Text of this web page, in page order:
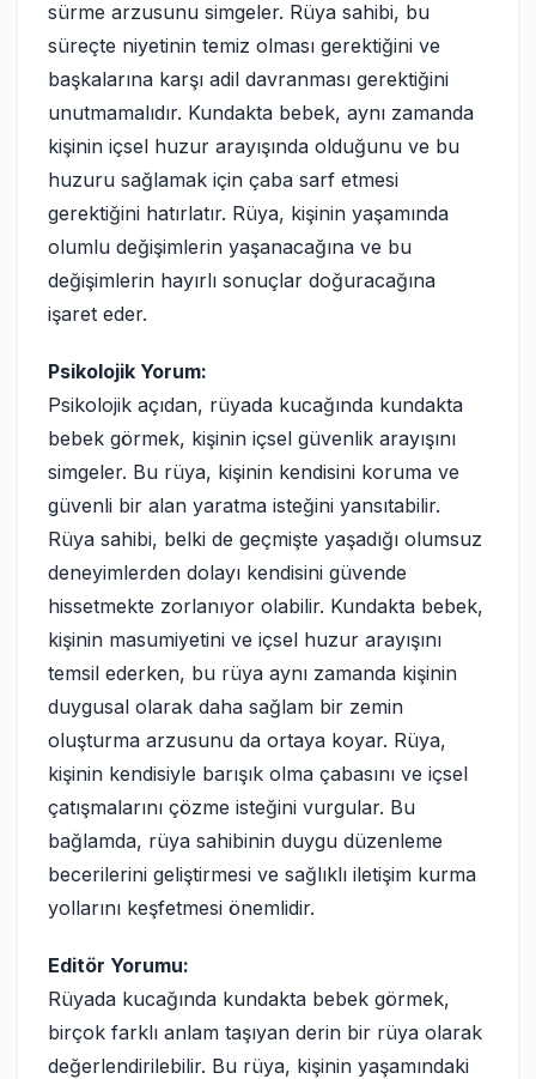
sürme arzusunu simgeler. Rüya sahibi, bu
süreçte niyetinin temiz olması gerektiğini ve
başkalarına karşı adil davranması gerektiğini
unutmamalıdır. Kundakta bebek, aynı zamanda
kişinin içsel huzur arayışında olduğunu ve bu
huzuru sağlamak için çaba sarf etmesi
gerektiğini hatırlatır. Rüya, kişinin yaşamında
olumlu değişimlerin yaşanacağına ve bu
değişimlerin hayırlı sonuçlar doğuracağına
işaret eder.
Psikolojik Yorum:
Psikolojik açıdan, rüyada kucağında kundakta
bebek görmek, kişinin içsel güvenlik arayışını
simgeler. Bu rüya, kişinin kendisini koruma ve
güvenli bir alan yaratma isteğini yansıtabilir.
Rüya sahibi, belki de geçmişte yaşadığı olumsuz
deneyimlerden dolayı kendisini güvende
hissetmekte zorlanıyor olabilir. Kundakta bebek,
kişinin masumiyetini ve içsel huzur arayışını
temsil ederken, bu rüya aynı zamanda kişinin
duygusal olarak daha sağlam bir zemin
oluşturma arzusunu da ortaya koyar. Rüya,
kişinin kendisiyle barışık olma çabasını ve içsel
çatışmalarını çözme isteğini vurgular. Bu
bağlamda, rüya sahibinin duygu düzenleme
becerilerini geliştirmesi ve sağlıklı iletişim kurma
yollarını keşfetmesi önemlidir.
Editör Yorumu:
Rüyada kucağında kundakta bebek görmek,
birçok farklı anlam taşıyan derin bir rüya olarak
değerlendirilebilir. Bu rüya, kişinin yaşamındaki